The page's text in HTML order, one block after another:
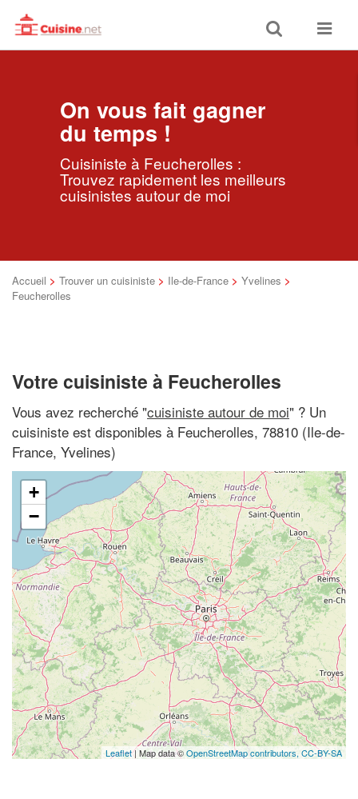
Toggle
search
Toggle
On vous fait gagner
du temps !
Cuisiniste à Feucherolles :
Trouvez rapidement les meilleurs
cuisinistes autour de moi
Accueil > Trouver un cuisiniste > Ile-de-France > Yvelines >
Feucherolles
Votre cuisiniste à Feucherolles
Vous avez recherché "cuisiniste autour de moi" ? Un
cuisiniste est disponibles à Feucherolles, 78810 (Ile-de-
France, Yvelines)
+
−
Leaflet| Map data ©OpenStreetMap contributors, CC-BY-SA